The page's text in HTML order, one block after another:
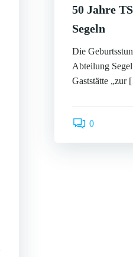
50 Jahre
Segeln
Die
Abteilung
Gaststätte
0